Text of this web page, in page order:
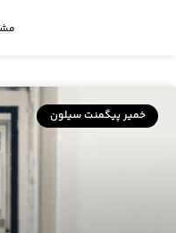
خمیر پیگمنت سیلون